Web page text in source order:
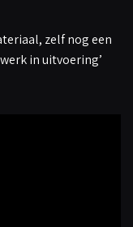
zelf nog een
in uitvoering’